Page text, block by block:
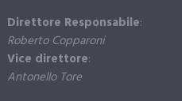
Direttore Responsabile:
Roberto Copparoni
Vice direttore:
Antonello Tore